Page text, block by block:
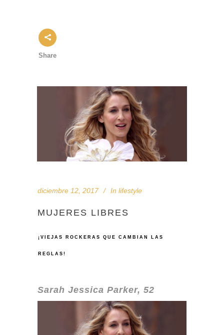
Share
diciembre 12, 2017 In lifestyle
MUJERES LIBRES
¡VIEJAS ROCKERAS QUE CAMBIAN LAS
REGLAS!
Sarah Jessica Parker, 52